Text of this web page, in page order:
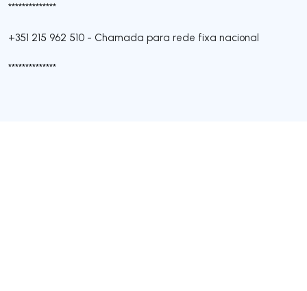
**************
+351 215 962 510 - Chamada para rede fixa nacional
**************